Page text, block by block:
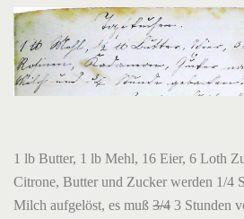
1 lb Butter, 1 lb Mehl, 16 Eier, 6 Loth
Citrone, Butter und Zucker werden 1/4
Milch aufgelöst, es muß 3/4 3 Stunden